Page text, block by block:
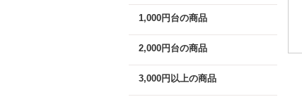
1,000円台の商品
2,000円台の商品
3,000円以上の商品